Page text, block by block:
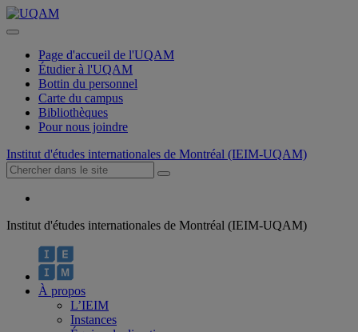
Page d'accueil de l'UQAM
Étudier à l'UQAM
Bottin du personnel
Carte du campus
Bibliothèques
Pour nous joindre
Institut d'études internationales de Montréal (IEIM-UQAM)
Institut d'études internationales de Montréal (IEIM-UQAM)
À propos
L’IEIM
Instances